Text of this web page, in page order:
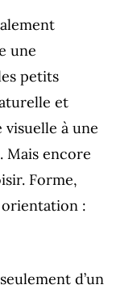
une
petits
et
à une
Mais encore
Forme,
:
d’un